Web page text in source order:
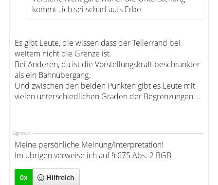
kommt , ich sei scharf aufs Erbe
Es gibt Leute, die wissen dass der Tellerrand bei
weitem nicht die Grenze ist.
Bei Anderen, da ist die Vorstellungskraft beschränkter
als ein Bahnübergang.
Und zwischen den beiden Punkten gibt es Leute mit
vielen unterschiedlichen Graden der Begrenzungen ...
Signatur:
Meine persönliche Meinung/Interpretation!
Im übrigen verweise ich auf § 675 Abs. 2 BGB
0x Hilfreich